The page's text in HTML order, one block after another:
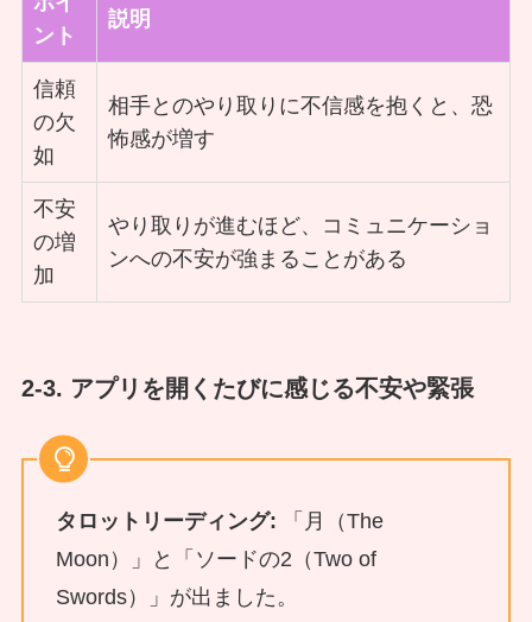
ント
説明
信頼
の欠
如
相手とのやり取りに不信感を抱くと、恐
怖感が増す
不安
の増
加
やり取りが進むほど、コミュニケーショ
ンへの不安が強まることがある
2-3. アプリを開くたびに感じる不安や緊張
タロットリーディング: 「月（The
Moon）」と「ソードの2（Two of
Swords）」が出ました。